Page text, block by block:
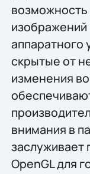
изображений
аппаратного
скрытые от
изменения
внимания в
заслуживает
OpenGL для